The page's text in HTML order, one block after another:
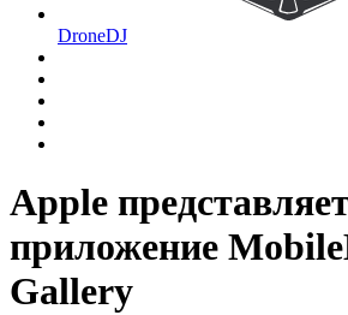
DroneDJ
Apple
приложение
Gallery